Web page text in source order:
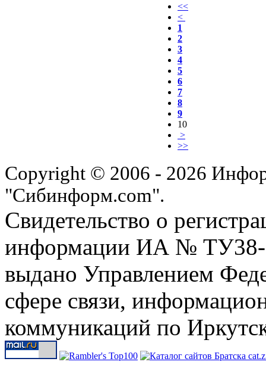
<<
<
1
2
3
4
5
6
7
8
9
10
>
>>
Copyright © 2006 - 2026
"Сибинформ.com".
Свидетельство о
информации ИА № ТУ38-
выдано Управлением
сфере связи,
коммуникаций по